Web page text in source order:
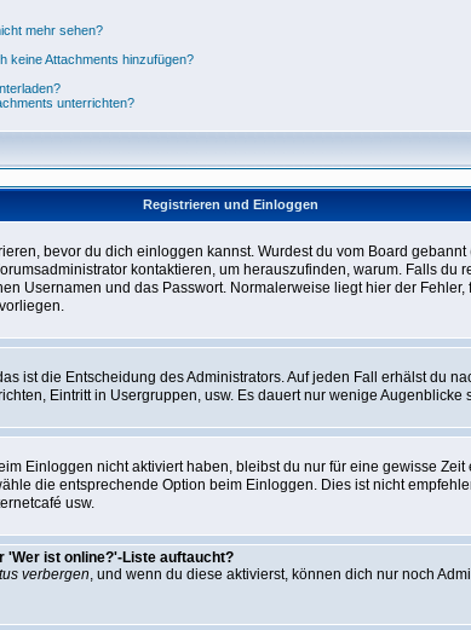
mehr sehen?
keine Attachments hinzufügen?
unterrichten?
Registrieren und Einloggen
bevor du dich einloggen kannst. Wurdest du vom Board
kontaktieren, um herauszufinden, warum. Falls du
Usernamen und das Passwort. Normalerweise liegt hier der
ist die Entscheidung des Administrators. Auf jeden Fall erhälst du
Eintritt in Usergruppen, usw. Es dauert nur wenige
Einloggen nicht aktiviert haben, bleibst du nur für eine gewisse
die entsprechende Option beim Einloggen. Dies ist nicht
usw.
'Wer ist online?'-Liste auftaucht?
verbergen, und wenn du diese aktivierst, können dich nur noch